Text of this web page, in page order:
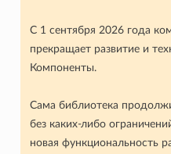
С 1 сентября 2026 года
прекращает развитие и
Компоненты.
Сама библиотека
без каких-либо
новая функциональность